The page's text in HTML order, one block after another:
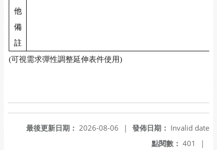
他
備
註
(可視需求彈性調整延伸表件使用)
發佈日期： Invalid date
最後更新日期： 2026-08-06
|
點閱數： 401 |